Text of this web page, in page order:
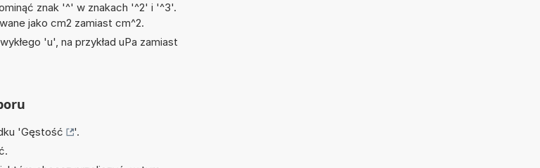
znak '^' w znakach '^2' i '^3'.
jako cm2 zamiast cm^2.
'u', na przykład uPa zamiast
'Gęstość
'.